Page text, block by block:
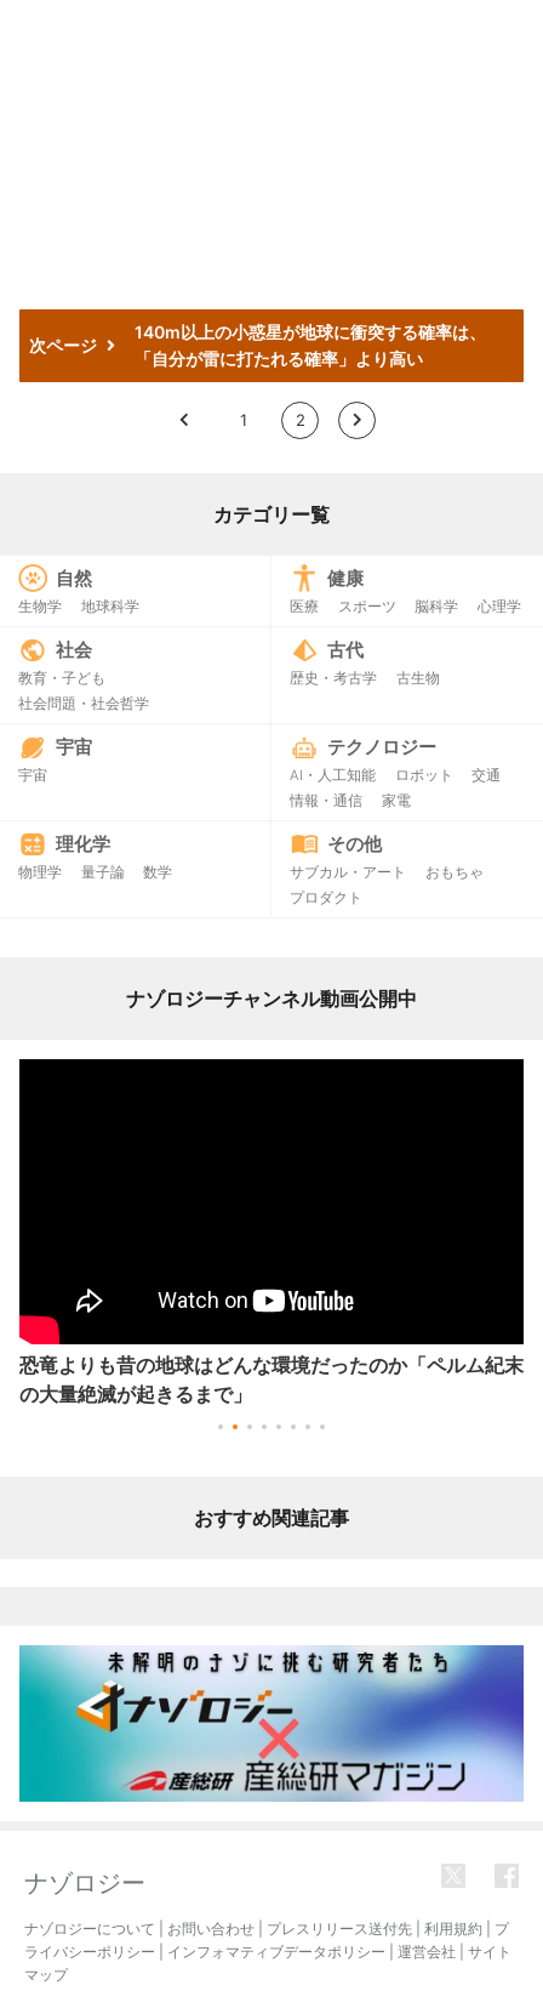
次ページ
140m以上の小惑星が地球に衝突する確率は、
「自分が雷に打たれる確率」より高い
< 1 2 >
カテゴリー覧
自然
生物学 地球科学
健康
医療 スポーツ 脳科学 心理学
社会
教育・子ども
社会問題・社会哲学
古代
歴史・考古学 古生物
宇宙
宇宙
テクノロジー
AI・人工知能 ロボット
交通
情報・通信
家電
理化学
物理学 量子論 数学
その他
サブカル・アート
おもちゃ
プロダクト
ナゾロジーチャンネル動画公開中
恐竜よりも昔の地球はどんな環境だったのか「ペルム紀末
の大量絶滅が起きるまで」
おすすめ関連記事
ナゾロジー
ナゾロジーについて お問い合わせ プレスリリース送付先 利用規約
プ
ライバシーポリシー
インフォマティブデータポリシー 運営会社
サイト
マップ